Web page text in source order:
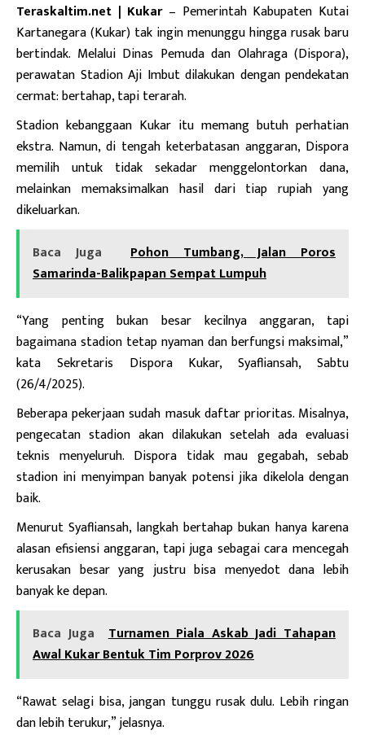
Teraskaltim.net | Kukar– Pemerintah Kabupaten Kutai
Kartanegara (Kukar) tak ingin menunggu hingga rusak baru
bertindak. Melalui Dinas Pemuda dan Olahraga (Dispora),
perawatan Stadion Aji Imbut dilakukan dengan pendekatan
cermat: bertahap, tapi terarah.
Stadion kebanggaan Kukar itu memang butuh perhatian
ekstra. Namun, di tengah keterbatasan anggaran, Dispora
memilih untuk tidak sekadar menggelontorkan dana,
melainkan memaksimalkan hasil dari tiap rupiah yang
dikeluarkan.
Baca Juga
Pohon Tumbang, Jalan Poros
Samarinda-Balikpapan Sempat Lumpuh
“Yang penting bukan besar kecilnya anggaran, tapi
bagaimana stadion tetap nyaman dan berfungsi maksimal,”
kata Sekretaris Dispora Kukar, Syafliansah, Sabtu
(26/4/2025).
Beberapa pekerjaan sudah masuk daftar prioritas. Misalnya,
pengecatan stadion akan dilakukan setelah ada evaluasi
teknis menyeluruh. Dispora tidak mau gegabah, sebab
stadion ini menyimpan banyak potensi jika dikelola dengan
baik.
Menurut Syafliansah, langkah bertahap bukan hanya karena
alasan efisiensi anggaran, tapi juga sebagai cara mencegah
kerusakan besar yang justru bisa menyedot dana lebih
banyak ke depan.
Baca Juga
Turnamen Piala Askab Jadi Tahapan
Awal Kukar Bentuk Tim Porprov 2026
“Rawat selagi bisa, jangan tunggu rusak dulu. Lebih ringan
dan lebih terukur,” jelasnya.